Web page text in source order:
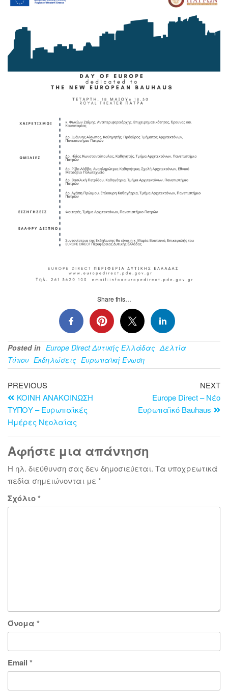
Share this…
Posted in Europe Direct Δυτικής Ελλάδας Δελτία
Τύπου Εκδηλώσεις Ευρωπαϊκή Ένωση
PREVIOUS
KOINH ΑΝΑΚΟΙΝΩΣΗ
ΤΥΠΟΥ – Ευρωπαϊκές
Ημέρες Νεολαίας
NEXT
Europe Direct – Νέο
Ευρωπαϊκό Bauhaus
Αφήστε μια απάντηση
Η ηλ. διεύθυνση σας δεν δημοσιεύεται. Τα υποχρεωτικά
πεδία σημειώνονται με *
Σχόλιο*
Όνομα *
Email *